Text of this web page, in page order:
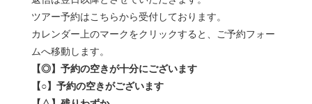
ツアー予約はこちらから受付しております。
カレンダー上のマークをクリックすると、ご予約フォー
ムへ移動します。
【◎】予約の空きが十分にございます
【○】予約の空きがございます